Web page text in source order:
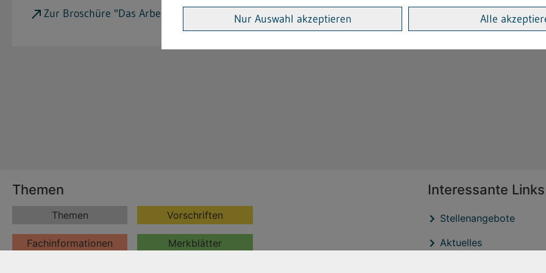
Zur Broschüre "Das Arbeitszeitgesetz" beim Bundesministerium für Arbeit und Soziales
Nur Auswahl akzeptieren Alle
Themen
Themen Vorschriften
Fachinformationen Merkblätter
Interessante Links
Stellenangebote
Aktuelles